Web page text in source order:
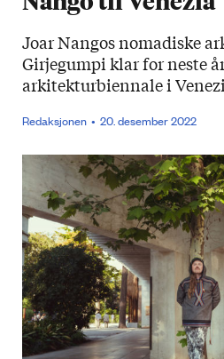
Joar Nangos nomadiske
Girjegumpi klar for neste
arkitekturbiennale i
Redaksjonen 20. desember 2022